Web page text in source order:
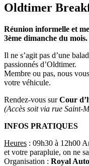
Oldtimer
Réunion informelle et
3ème dimanche du mois.
Il ne s’agit pas d’une
passionnés d’Oldtimer.
Membre ou pas, nous
votre véhicule.
Rendez-vous surCour
(Accès soit via rue Saint-
INFOS PRATIQUES
Heures : 09h30 à 12h00
et votre parapluie, on ne
Organisation : Royal